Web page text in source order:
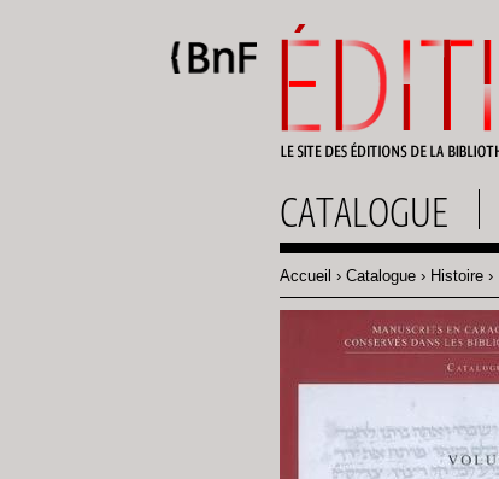
CATALOGUE
Fil
d'Ariane
Accueil Catalogue Histoire